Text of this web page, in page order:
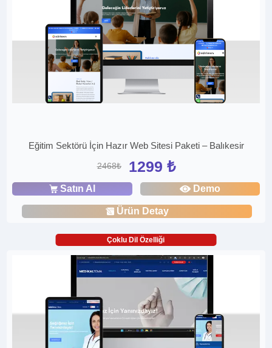
Eğitim Sektörü İçin Hazır Web Sitesi Paketi – Balıkesir
2468₺ 1299 ₺
Satın Al Demo
Ürün Detay
Çoklu Dil Özelliği